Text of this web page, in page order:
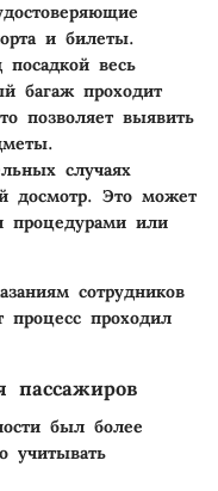
и билеты.
посадкой весь
багаж проходит
позволяет выявить
случаях
досмотр. Это может
процедурами или
сотрудников
процесс проходил
пассажиров
был более
учитывать